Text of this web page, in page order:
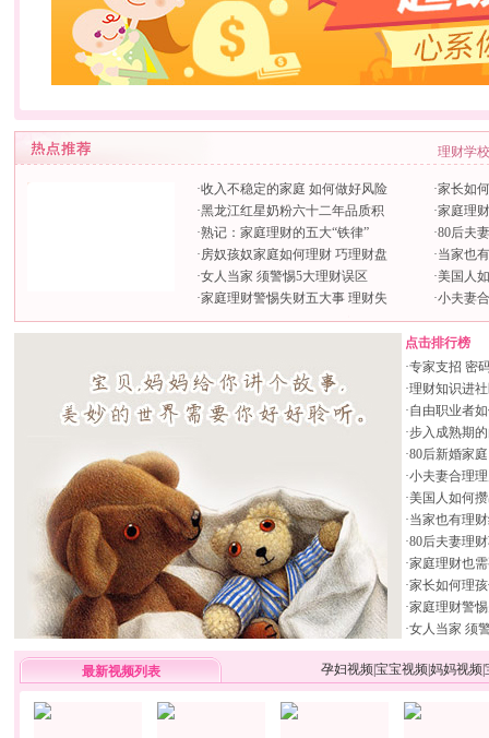
理财学校
·收入不稳定的家庭 如何做好风险
·黑龙江红星奶粉六十二年品质积
·熟记：家庭理财的五大“铁律”
·房奴孩奴家庭如何理财 巧理财盘
·女人当家 须警惕5大理财误区
·家庭理财警惕失财五大事 理财失
·家长如
·家庭理
·80后夫
·当家也
·美国人
·小夫妻
点击排行榜
·专家支招 密
·理财知识进
·自由职业者
·步入成熟期
·80后新婚家
·小夫妻合理
·美国人如何
·当家也有理
·80后夫妻理
·家庭理财也
·家长如何理
·家庭理财警
·女人当家 须
最新视频列表 孕妇视频宝宝视频妈妈视频